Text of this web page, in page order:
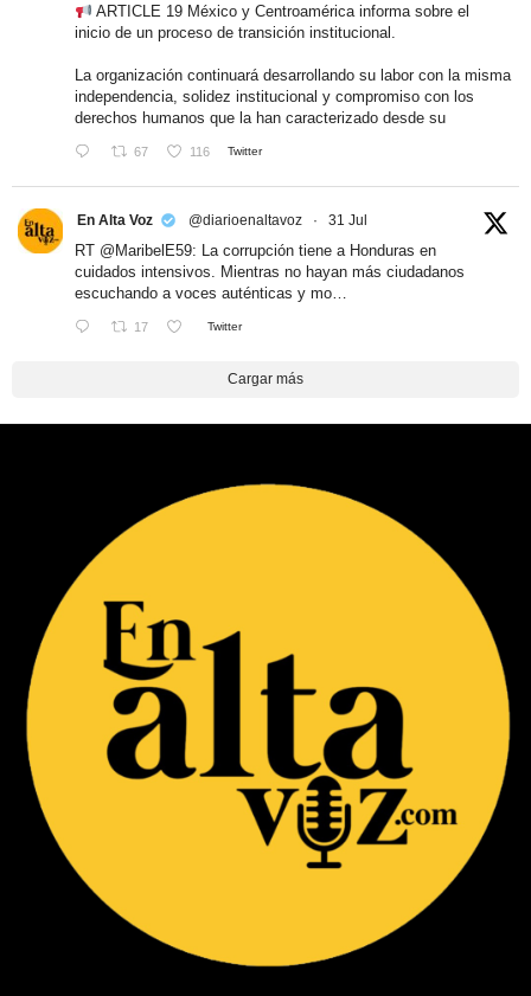
ARTICLE 19 México y Centroamérica informa sobre el
inicio de un proceso de transición institucional.
La organización continuará desarrollando su labor con la misma
independencia, solidez institucional y compromiso con los
derechos humanos que la han caracterizado desde su
67 116 Twitter
En Alta Voz @diarioenaltavoz · 31 Jul
RT @MaribelE59: La corrupción tiene a Honduras en
cuidados intensivos. Mientras no hayan más ciudadanos
escuchando a voces auténticas y mo…
17 Twitter
Cargar más